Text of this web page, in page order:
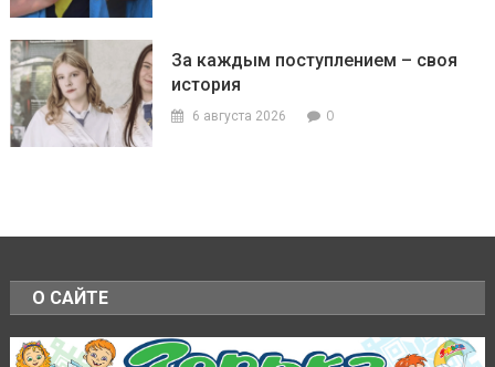
За каждым поступлением – своя
история
6 августа 2026 0
О САЙТЕ